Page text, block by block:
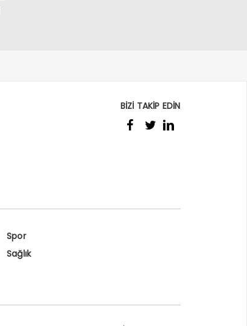
BİZİ TAKİP EDİN
Spor
Sağlık